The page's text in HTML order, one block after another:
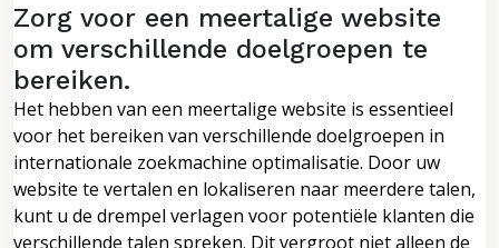
Zorg voor een meertalige website
om verschillende doelgroepen te
bereiken.
Het hebben van een meertalige website is essentieel
voor het bereiken van verschillende doelgroepen in
internationale zoekmachine optimalisatie. Door uw
website te vertalen en lokaliseren naar meerdere talen,
kunt u de drempel verlagen voor potentiële klanten die
verschillende talen spreken. Dit vergroot niet alleen de